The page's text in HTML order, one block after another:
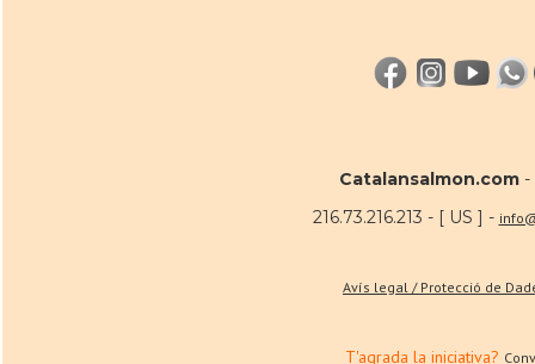
Catalansalmon.com -
216.73.216.213 - [ US ] -
Avís legal / Protecció de
T'agrada la iniciativa?